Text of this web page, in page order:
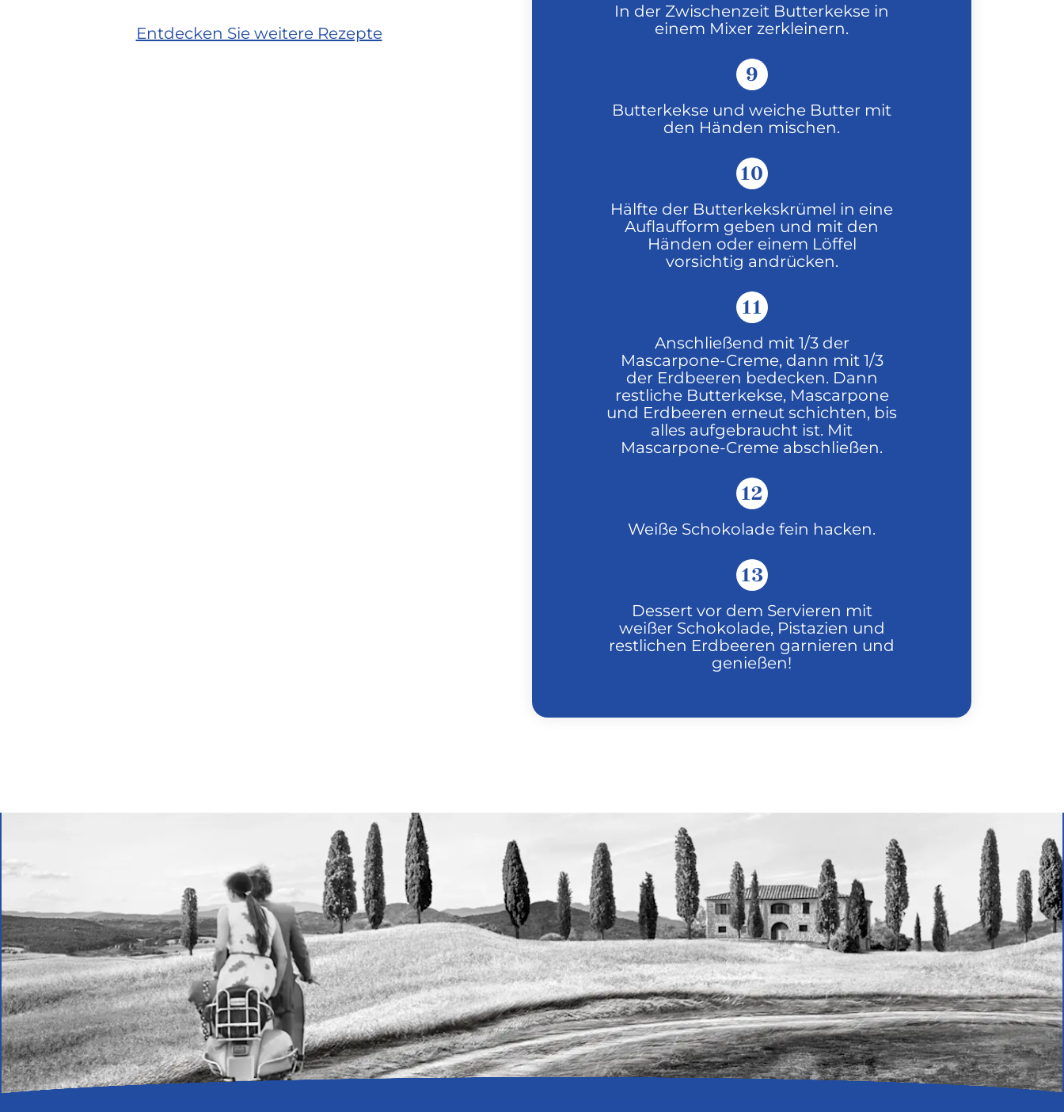
Entdecken Sie weitere Rezepte
In der Zwischenzeit Butterkekse in
einem Mixer zerkleinern.
9
Butterkekse und weiche Butter mit
den Händen mischen.
10
Hälfte der Butterkekskrümel in eine
Auflaufform geben und mit den
Händen oder einem Löffel
vorsichtig andrücken.
11
Anschließend mit 1/3 der
Mascarpone-Creme, dann mit 1/3
der Erdbeeren bedecken. Dann
restliche Butterkekse, Mascarpone
und Erdbeeren erneut schichten, bis
alles aufgebraucht ist. Mit
Mascarpone-Creme abschließen.
12
Weiße Schokolade fein hacken.
13
Dessert vor dem Servieren mit
weißer Schokolade, Pistazien und
restlichen Erdbeeren garnieren und
genießen!